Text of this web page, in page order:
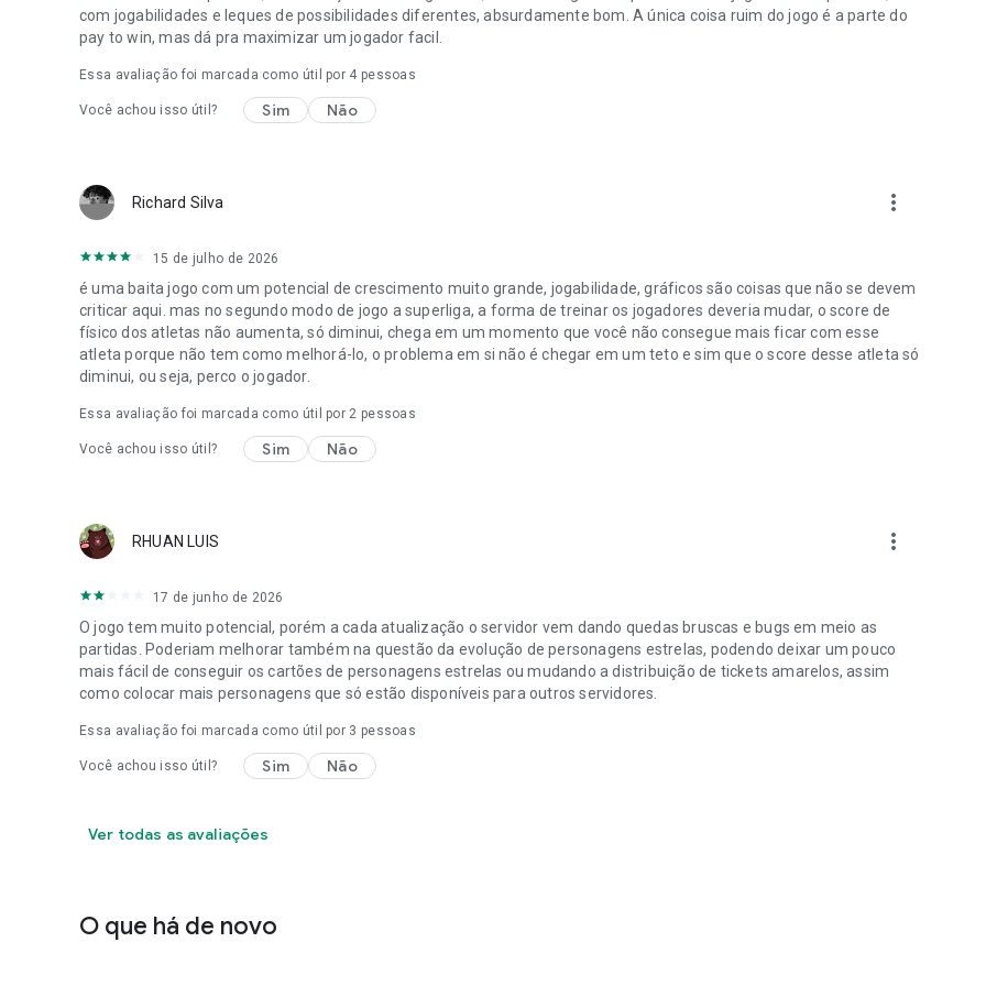
com jogabilidades e leques de possibilidades diferentes, absurdamente bom. A única coisa ruim do jogo é a parte do
pay to win, mas dá pra maximizar um jogador facil.
Essa avaliação foi marcada como útil por 4 pessoas
Você achou isso útil? Sim Não
Richard Silva more_vert
15 de julho de 2026
é uma baita jogo com um potencial de crescimento muito grande, jogabilidade, gráficos são coisas que não se devem
criticar aqui. mas no segundo modo de jogo a superliga, a forma de treinar os jogadores deveria mudar, o score de
físico dos atletas não aumenta, só diminui, chega em um momento que você não consegue mais ficar com esse
atleta porque não tem como melhorá-lo, o problema em si não é chegar em um teto e sim que o score desse atleta só
diminui, ou seja, perco o jogador.
Essa avaliação foi marcada como útil por 2 pessoas
Você achou isso útil? Sim Não
RHUAN LUIS more_vert
17 de junho de 2026
O jogo tem muito potencial, porém a cada atualização o servidor vem dando quedas bruscas e bugs em meio as
partidas. Poderiam melhorar também na questão da evolução de personagens estrelas, podendo deixar um pouco
mais fácil de conseguir os cartões de personagens estrelas ou mudando a distribuição de tickets amarelos, assim
como colocar mais personagens que só estão disponíveis para outros servidores.
Essa avaliação foi marcada como útil por 3 pessoas
Você achou isso útil? Sim Não
Ver todas as avaliações
O que há de novo